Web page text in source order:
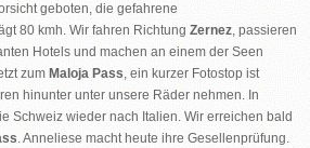
geboten, die gefahrene
80 kmh. Wir fahren Richtung Zernez, passieren
Hotels und machen an einem der Seen
zum Maloja Pass, ein kurzer Fotostop ist
hinunter unter unsere Räder nehmen. In
Schweiz wieder nach Italien. Wir erreichen bald
. Anneliese macht heute ihre Gesellenprüfung.